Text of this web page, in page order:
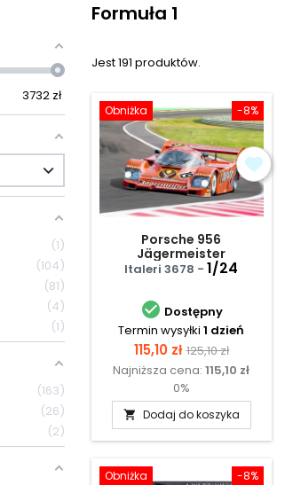
3732 zł
1
104
81
4
1
163
26
2
Formuła 1
Jest 191 produktów.
-8%
Obniżka
Porsche 956
Jägermeister
Italeri 3678 -1/24
 Dostępny
Termin wysyłki 1 dzień
Cena
115,10 zł Cena
podstawowa
125,10 zł
Najniższa cena:115,10 zł
0%
 Dodaj do koszyka
-8%
Obniżka